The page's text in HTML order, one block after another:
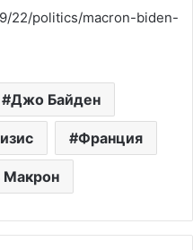
22/politics/macron-biden-
Джо Байден
Франция
Макрон